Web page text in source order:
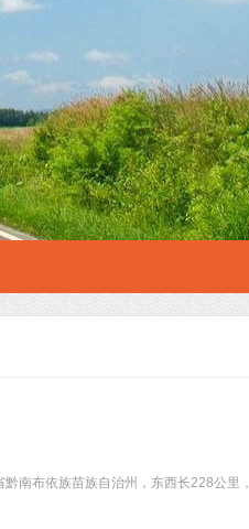
南布依族苗族自治州，东西长228公里，